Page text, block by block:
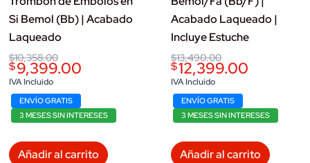
Si Bemol (Bb) | Acabado
Laqueado
$10,358.00
Original
price
was:
$10,358.00.
$9,399.00
Current
price
is:
$9,399.00.
IVA Incluido
ENVÍO GRATIS
3 MESES SIN INTERESES
Añadir al carrito
Acabado Laqueado |
Incluye Estuche
$13,490.00
Original
price
was:
$13,490.00.
$12,399.00
Current
price
is:
$12,399.00.
IVA Incluido
ENVÍO GRATIS
3 MESES SIN INTERESES
Añadir al carrito